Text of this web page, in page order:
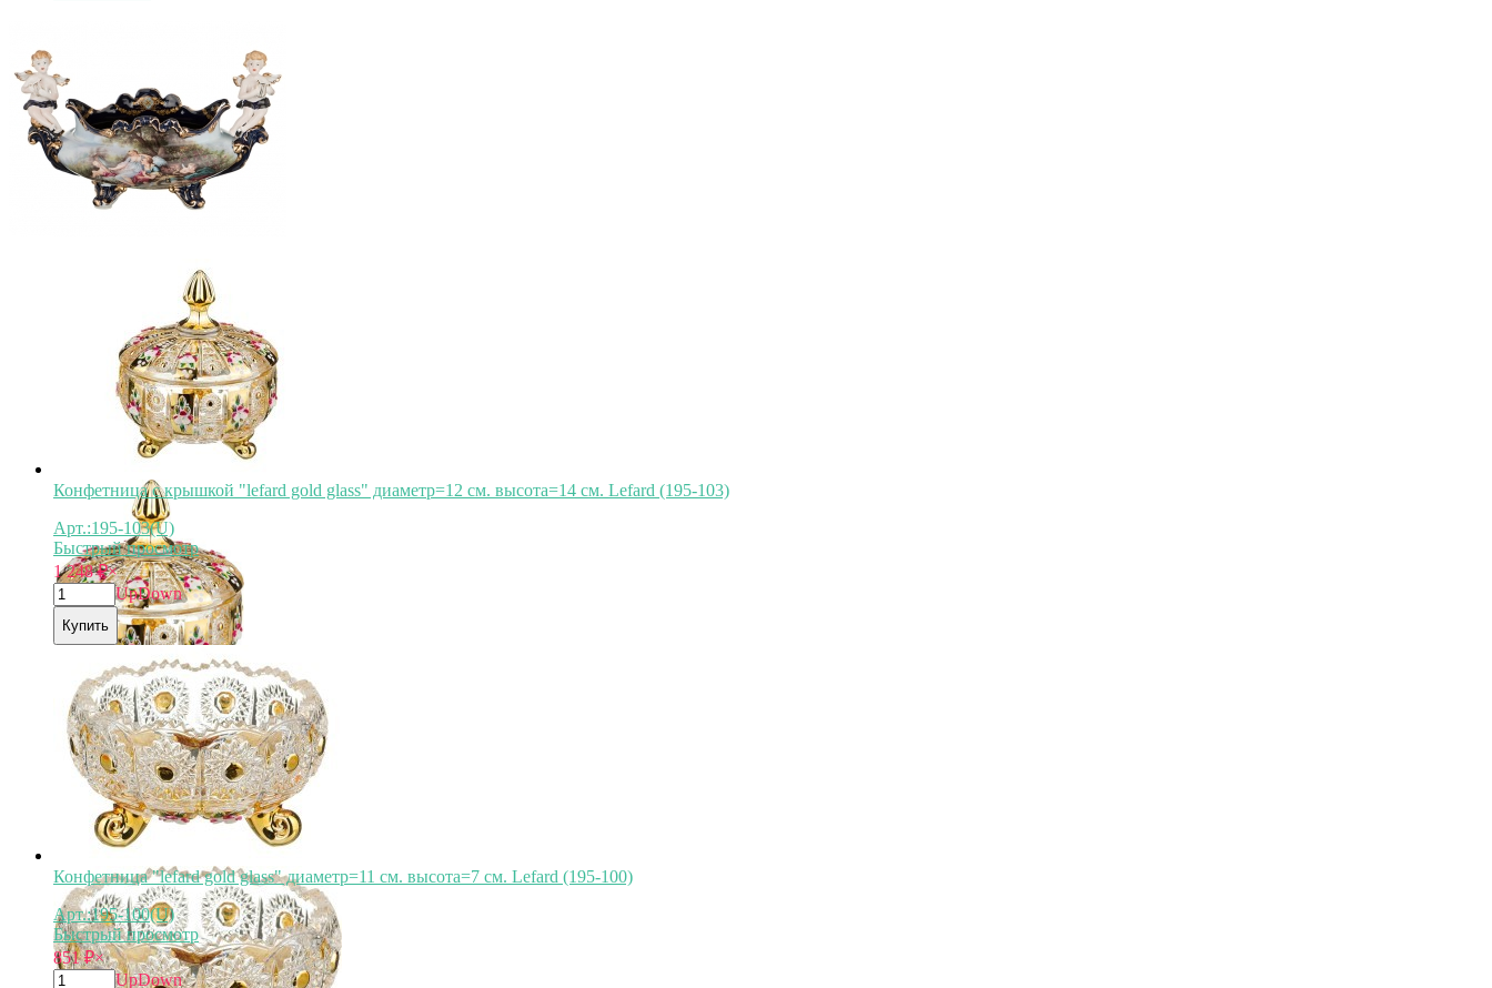
Конфетница с крышкой "lefard gold glass" диаметр=12 см. высота=14 см. Lefard (195-103)
Арт.:195-103(U)
Быстрый просмотр
1 248₽×
UpDown
Купить
Конфетница "lefard gold glass" диаметр=11 см. высота=7 см. Lefard (195-100)
Арт.:195-100(U)
Быстрый просмотр
851₽×
UpDown